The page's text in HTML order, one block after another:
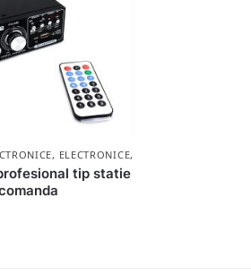
, ELECTRONICE,
tip statie